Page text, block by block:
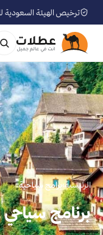
ترخيص الهيئة السعودية
الرئيسية›برامج سياحية
برنامج سياحي